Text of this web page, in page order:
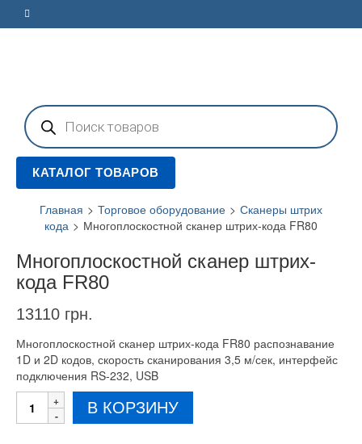
Поиск
товаров
КАТАЛОГ ТОВАРОВ
Главная > Торговое оборудование > Сканеры штрих
кода > Многоплоскостной сканер штрих-кода FR80
Многоплоскостной сканер штрих-
кода FR80
13110 грн.
Многоплоскостной сканер штрих-кода FR80 распознавание
1D и 2D кодов, скорость сканирования 3,5 м/сек, интерфейс
подключения RS-232, USB
Количество
товара
В КОРЗИНУ